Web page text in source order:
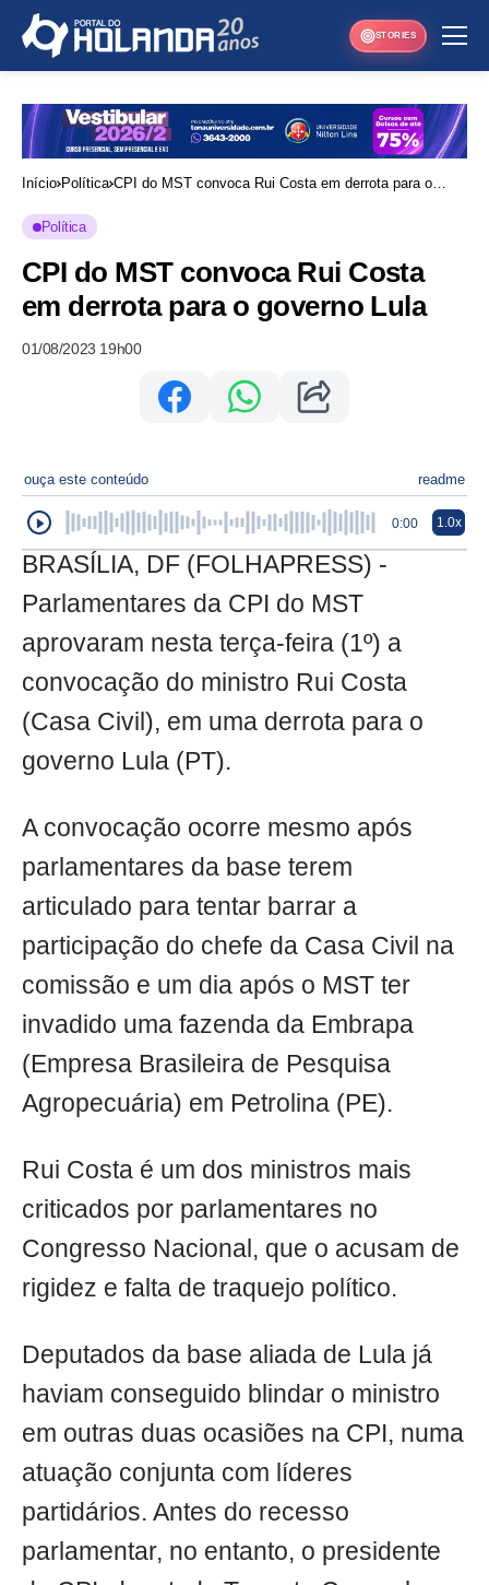
STORIES
Início Política CPI do MST convoca Rui Costa em derrota para o
Política
CPI do MST convoca Rui Costa
em derrota para o governo Lula
01/08/2023 19h00
ouça este conteúdo readme
0:00 1.0x
BRASÍLIA, DF (FOLHAPRESS) -
Parlamentares da CPI do MST
aprovaram nesta terça-feira (1º) a
convocação do ministro Rui Costa
(Casa Civil), em uma derrota para o
governo Lula (PT).
A convocação ocorre mesmo após
parlamentares da base terem
articulado para tentar barrar a
participação do chefe da Casa Civil na
comissão e um dia após o MST ter
invadido uma fazenda da Embrapa
(Empresa Brasileira de Pesquisa
Agropecuária) em Petrolina (PE).
Rui Costa é um dos ministros mais
criticados por parlamentares no
Congresso Nacional, que o acusam de
rigidez e falta de traquejo político.
Deputados da base aliada de Lula já
haviam conseguido blindar o ministro
em outras duas ocasiões na CPI, numa
atuação conjunta com líderes
partidários. Antes do recesso
parlamentar, no entanto, o presidente